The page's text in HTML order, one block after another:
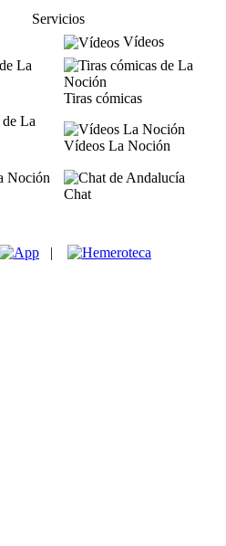
Servicios
Vídeos
Tiras cómicas
Vídeos La Noción
Chat
|